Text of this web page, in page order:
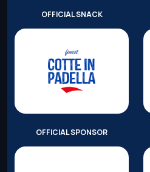
OFFICIAL SNACK
OFFICIAL SPONSOR